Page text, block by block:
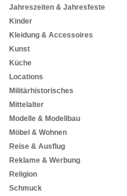
Jahreszeiten & Jahresfeste
Kinder
Kleidung & Accessoires
Kunst
Küche
Locations
Militärhistorisches
Mittelalter
Modelle & Modellbau
Möbel & Wohnen
Reise & Ausflug
Reklame & Werbung
Religion
Schmuck